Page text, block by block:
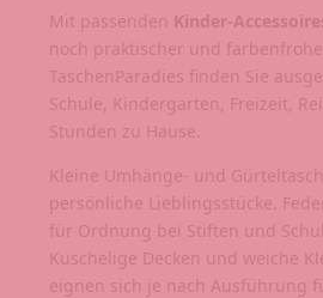
Mit passenden Kinder-
noch praktischer und
TaschenParadies finden Sie
Schule, Kindergarten, Freizeit,
Stunden zu Hause.
Kleine Umhänge- und
persönliche Lieblingsstücke.
für Ordnung bei Stiften und
Kuschelige Decken und weiche
eignen sich je nach Ausführung